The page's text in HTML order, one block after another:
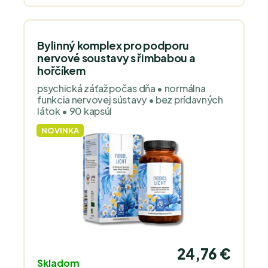
Bylinný komplex pro podporu
nervové soustavy s řimbabou a
hořčíkem
psychická záťaž počas dňa • normálna
funkcia nervovej sústavy • bez prídavných
látok • 90 kapsúl
NOVINKA
Skladom
24,76 €